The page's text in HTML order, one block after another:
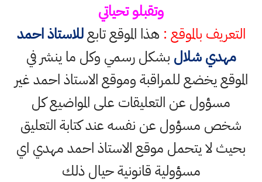
وتقبلو تحياتي
التعريف بالموقع : هذا الموقع تابعللاستاذ احمد
مهدي شلال بشكل رسمي وكل ما ينشر في
الموقع يخضع للمراقبة وموقع الاستاذ احمد غير
مسؤول عن التعليقات على المواضيع كل
شخص مسؤول عن نفسه عند كتابة التعليق
بحيث لا يتحمل موقع الاستاذ احمد مهدي اي
مسؤولية قانونية حيال ذلك